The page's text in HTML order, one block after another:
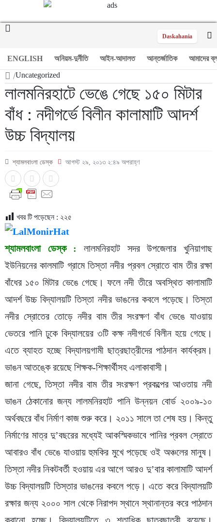
Daskahania
ENGLISH অনিয়ম-দুর্নীতি আইন-আদালত আন্তর্জাতিক আমাদের
/Uncategorized
লালমনিরহাটে ভেঙে গেছে ১৫০ মিটার
বাঁধ : নদীগর্ভে বিলীন কালামাটি আদর্শ
উচ্চ বিদ্যালয়
শ্যামলবাংলা ডেস্ক আগস্ট ২৯, ২০১৩ ২:৪৯ অপরাহ্ণ
খবর টি পড়েছেন : ২২৫
শ্যামলবাংলা ডেস্ক :
লালমনিরহাট সদর উপজেলার খুনিয়াগাছ
ইউনিয়নের কালমাটি গ্রামে তিস্তা নদীর প্রবল স্রোতে বাম তীর রক্ষা
বাঁধের ১৫০ মিটার ভেঙে গেছে। ফলে নদী তীরে অবস্থিত কালামাটি
আদর্শ উচ্চ বিদ্যালয়টি তিস্তা নদীর ভাঙনের কবলে পড়েছে। তিস্তা
নদীর স্রোতের তোড়ে নদীর বাম তীর সংরক্ষণ বাঁধ ভেঙে যাওয়ায়
ভেতরে পানি ঢুকে বিদ্যালয়ের ৩টি কক্ষ নদীগর্ভে বিলীন হয়ে গেছে।
এতে ব্যাহত হচ্ছে বিদ্যালয়গামী ছাত্রছাত্রীদের পাঠদান কার্যক্রম।
ভাঙন আতঙ্কে রয়েছে শিক্ষক-শিক্ষার্থীসহ এলাকাবাসী।
জানা গেছে, তিস্তা নদীর বাম তীর সংরক্ষণ প্রকল্পের আওতায় নদী
ভাঙন ঠেকানোর জন্য লালমনিরহাট পানি উন্নয়ন বোর্ড ২০০৯-১০
অর্থবছরে বাঁধ নির্মাণ কাজ শুরু করে। ২০১১ সালে তা শেষ হয়। কিন্তু
নির্মাণের মাত্র দু’বছরের মধ্যেই আকস্মিকভাবে পানির প্রবল স্রোতে
আবারও বাঁধ ভেঙে যাওয়ায় হুমকির মুখে পড়েছে ওই অঞ্চলের মানুষ।
তিস্তা নদীর নিকটবর্তী হওয়ায় এর আগে আরও দু’বার কালামাটি আদর্শ
উচ্চ বিদ্যালয়টি তিস্তার ভাঙনের কবলে পড়ে। এতে করে বিদ্যালয়টি
রক্ষার জন্য ২০০০ সাল থেকে নিরাপদ স্থানে স্থানান্তর করে পাঠদান